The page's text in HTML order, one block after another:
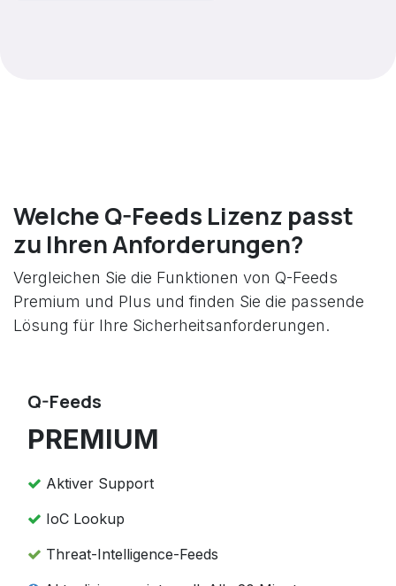
Welche Q-Feeds Lizenz passt
zu Ihren Anforderungen?
Vergleichen Sie die Funktionen von Q-Feeds
Premium und Plus und finden Sie die passende
Lösung für Ihre Sicherheitsanforderungen.
Q-Feeds
PREMIUM
Aktiver Support
IoC Lookup
Threat-Intelligence-Feeds